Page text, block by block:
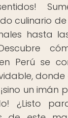
culinario de
hasta
Perú se
donde
un imán
¿Listo